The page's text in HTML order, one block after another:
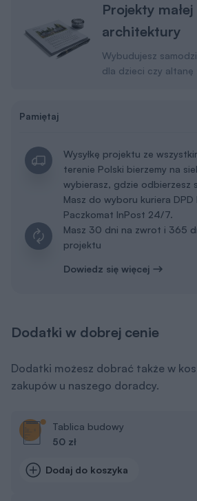
Projekty małej
architektury
Wybudujesz
dla dzieci czy altanę
Pamiętaj
Wysyłkę projektu ze
terenie Polski bierzemy na
wybierasz, gdzie odbierzesz
Masz do wyboru kuriera
Paczkomat InPost 24/7.
Masz 30 dni na zwrot i 365
projektu
Dowiedz się więcej
Dodatki w dobrej cenie
Dodatki możesz dobrać także w
zakupów u naszego doradcy.
Tablica budowy
50 zł
Dodaj do koszyka